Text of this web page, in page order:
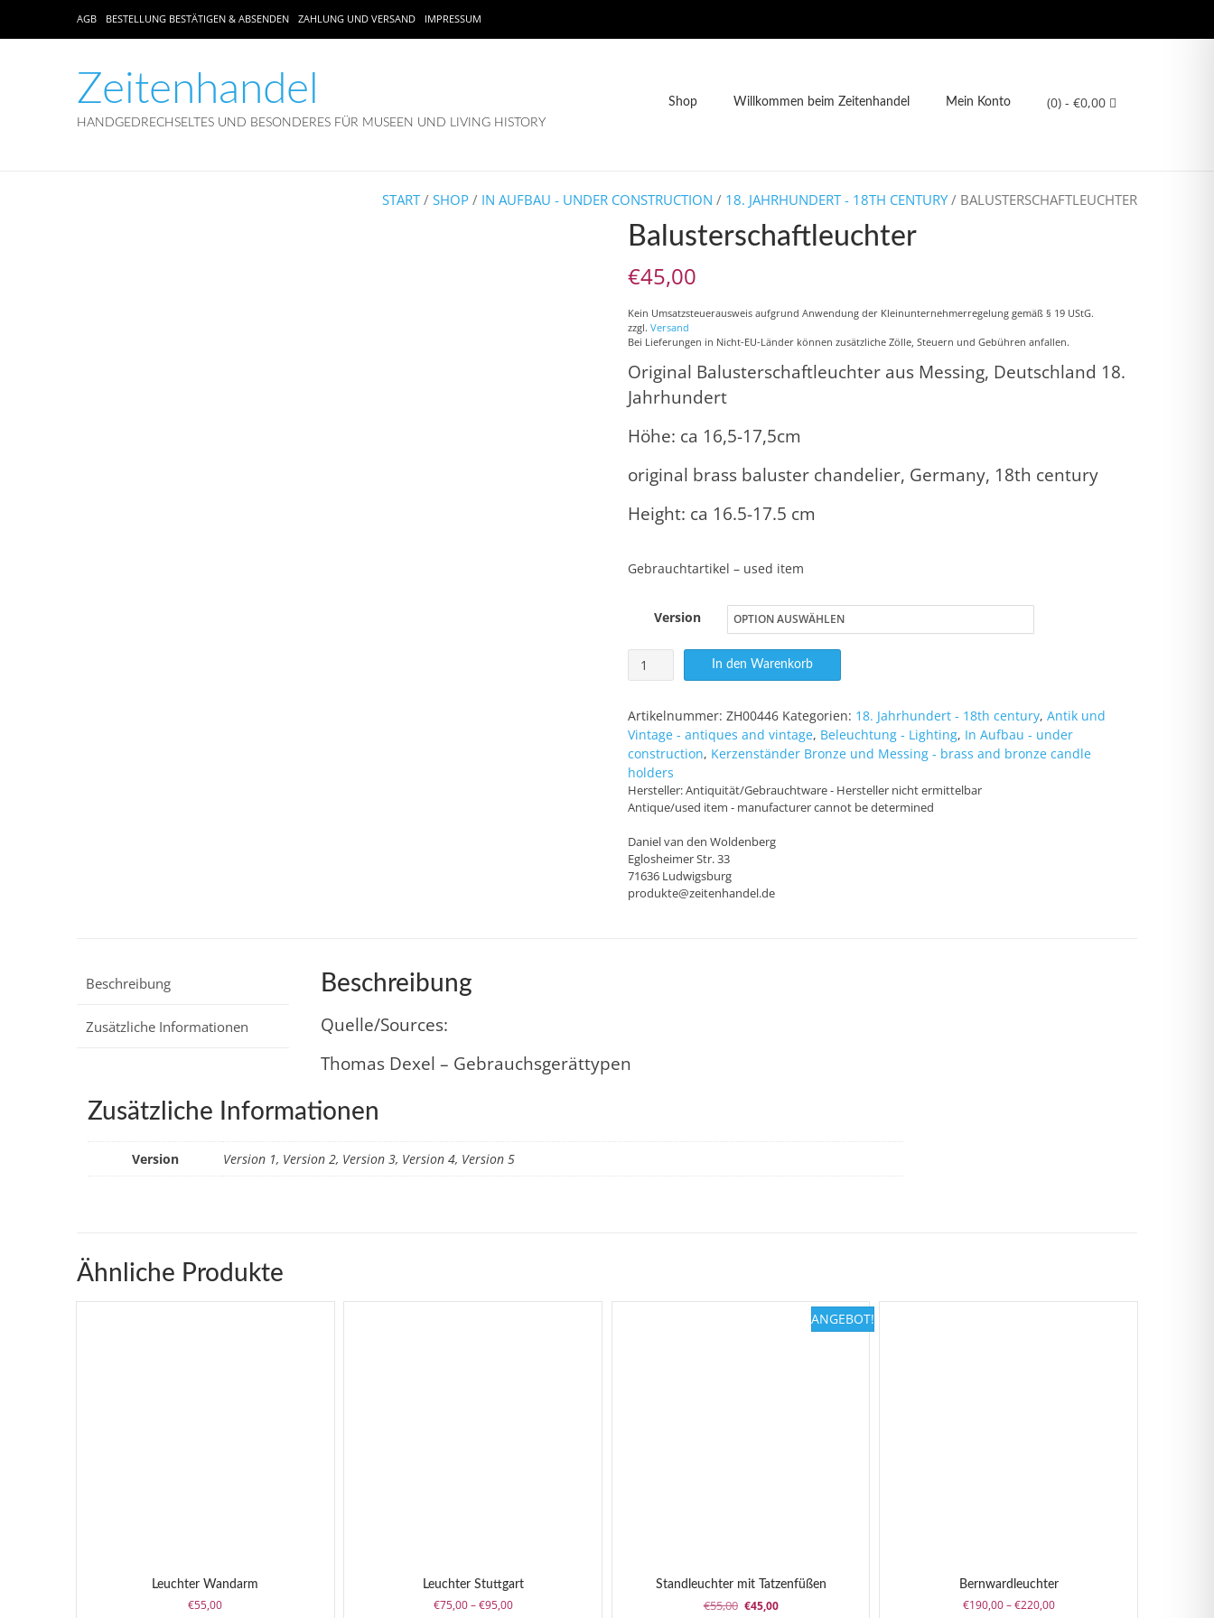
AGB BESTELLUNG BESTÄTIGEN & ABSENDEN ZAHLUNG UND VERSAND IMPRESSUM
Zeitenhandel
HANDGEDRECHSELTES UND BESONDERES FÜR MUSEEN UND LIVING HISTORY
(0) - €0,00
Shop Willkommen beim Zeitenhandel Mein Konto
START/ SHOP / IN AUFBAU - UNDER CONSTRUCTION / 18. JAHRHUNDERT - 18TH CENTURY/ BALUSTERSCHAFTLEUCHTER
Balusterschaftleuchter
€45,00
Kein Umsatzsteuerausweis aufgrund Anwendung der Kleinunternehmerregelung gemäß § 19 UStG.
zzgl.Versand
Bei Lieferungen in Nicht-EU-Länder können zusätzliche Zölle, Steuern und Gebühren anfallen.
Original Balusterschaftleuchter aus Messing, Deutschland 18.
Jahrhundert
Höhe: ca 16,5-17,5cm
original brass baluster chandelier, Germany, 18th century
Height: ca 16.5-17.5 cm
Gebrauchtartikel – used item
Version
Balusterschaftleuchter
Menge
In den Warenkorb
Artikelnummer:ZH00446 Kategorien: 18. Jahrhundert - 18th century,Antik und
Vintage - antiques and vintage, Beleuchtung - Lighting, In Aufbau - under
construction, Kerzenständer Bronze und Messing - brass and bronze candle
holders
Hersteller:Antiquität/Gebrauchtware - Hersteller nicht ermittelbar
Antique/used item - manufacturer cannot be determined
Daniel van den Woldenberg
Eglosheimer Str. 33
71636 Ludwigsburg
produkte@zeitenhandel.de
Beschreibung
Zusätzliche Informationen
Beschreibung
Quelle/Sources:
Thomas Dexel – Gebrauchsgerättypen
Zusätzliche Informationen
Version Version 1, Version 2, Version 3, Version 4, Version 5
Ähnliche Produkte
Leuchter Wandarm
€55,00
Leuchter Stuttgart
€75,00–€95,00Preisspanne:
ANGEBOT!
Standleuchter mit Tatzenfüßen
€55,00 Ursprünglicher
€45,00Aktueller
Bernwardleuchter
€190,00 –€220,00Preisspanne: